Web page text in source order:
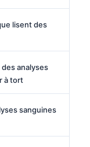
lisent des
analyses
à tort
sanguines